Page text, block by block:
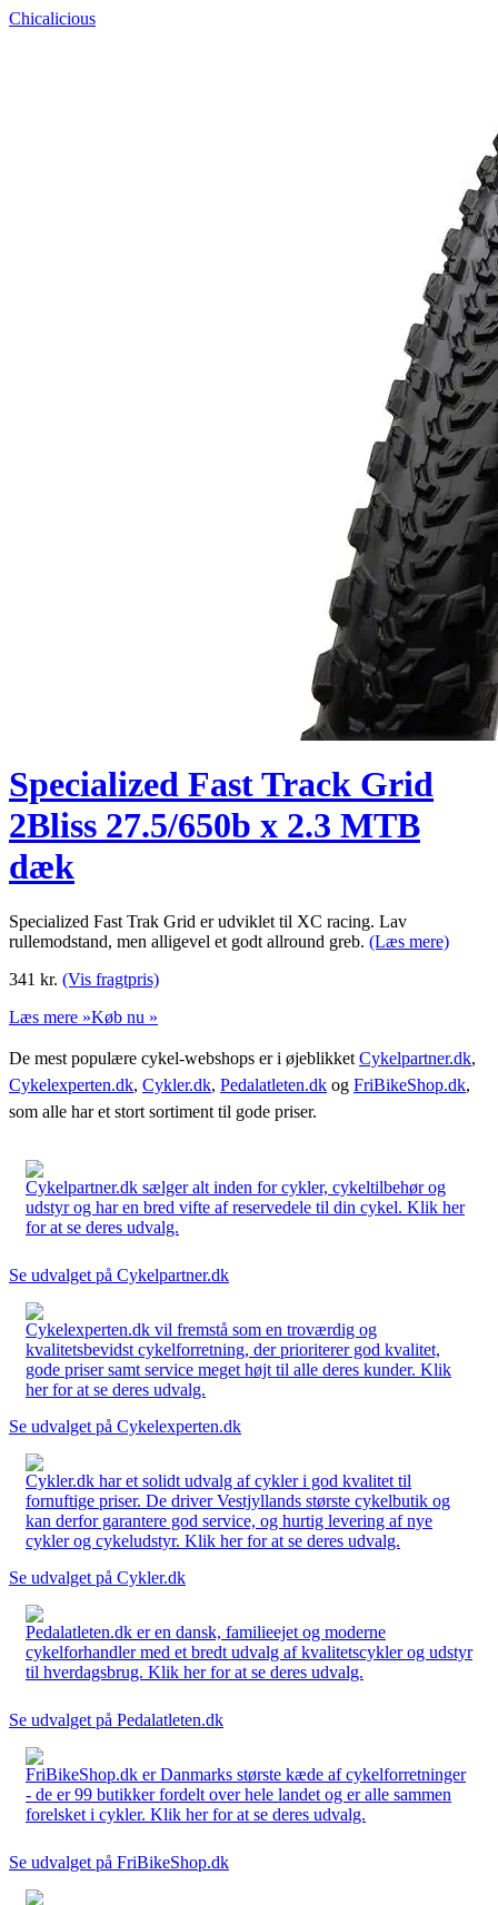
Chicalicious
Specialized Fast Track Grid
2Bliss 27.5/650b x 2.3 MTB
dæk
Specialized Fast Trak Grid er udviklet til XC racing. Lav
rullemodstand, men alligevel et godt allround greb. (Læs mere)
341 kr. (Vis fragtpris)
Læs mere »Køb nu »
De mest populære cykel-webshops er i øjeblikket Cykelpartner.dk,
Cykelexperten.dk, Cykler.dk, Pedalatleten.dk og FriBikeShop.dk,
som alle har et stort sortiment til gode priser.
Cykelpartner.dk sælger alt inden for cykler, cykeltilbehør og
udstyr og har en bred vifte af reservedele til din cykel. Klik her
for at se deres udvalg.
Se udvalget på Cykelpartner.dk
Cykelexperten.dk vil fremstå som en troværdig og
kvalitetsbevidst cykelforretning, der prioriterer god kvalitet,
gode priser samt service meget højt til alle deres kunder. Klik
her for at se deres udvalg.
Se udvalget på Cykelexperten.dk
Cykler.dk har et solidt udvalg af cykler i god kvalitet til
fornuftige priser. De driver Vestjyllands største cykelbutik og
kan derfor garantere god service, og hurtig levering af nye
cykler og cykeludstyr. Klik her for at se deres udvalg.
Se udvalget på Cykler.dk
Pedalatleten.dk er en dansk, familieejet og moderne
cykelforhandler med et bredt udvalg af kvalitetscykler og udstyr
til hverdagsbrug. Klik her for at se deres udvalg.
Se udvalget på Pedalatleten.dk
FriBikeShop.dk er Danmarks største kæde af cykelforretninger
- de er 99 butikker fordelt over hele landet og er alle sammen
forelsket i cykler. Klik her for at se deres udvalg.
Se udvalget på FriBikeShop.dk